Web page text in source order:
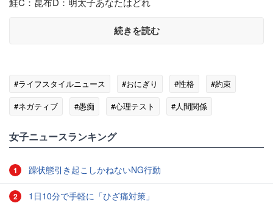
続きを読む
#ライフスタイルニュース #おにぎり #性格
#約束
#ネガティブ
#愚痴 #心理テスト
#人間関係
女子ニュースランキング
1 躁状態引き起こしかねないNG行動
2 1日10分で手軽に「ひざ痛対策」